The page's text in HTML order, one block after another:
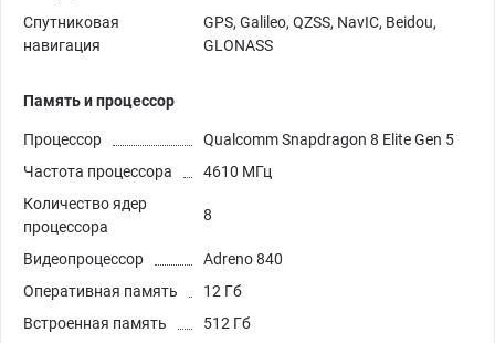
Спутниковая
навигация
GPS, Galileo, QZSS, NavIC, Beidou,
GLONASS
Память и процессор
Процессор
Qualcomm Snapdragon 8 Elite Gen 5
Частота процессора
4610 МГц
Количество ядер
процессора
8
Видеопроцессор
Adreno 840
Оперативная память
12 Гб
Встроенная память
512 Гб